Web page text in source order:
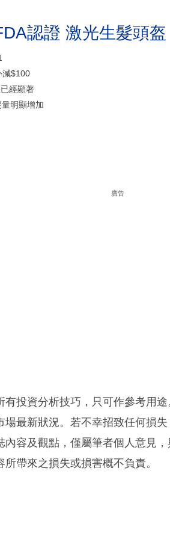
認證 激光生髮頭盔
減$100
經顯著
明顯增加
廣告
有投資分析技巧，只可作參考用
場最新狀況。若不幸招致任何損
內容及觀點，僅屬筆者個人意見
帶來之損失或損害概不負責。